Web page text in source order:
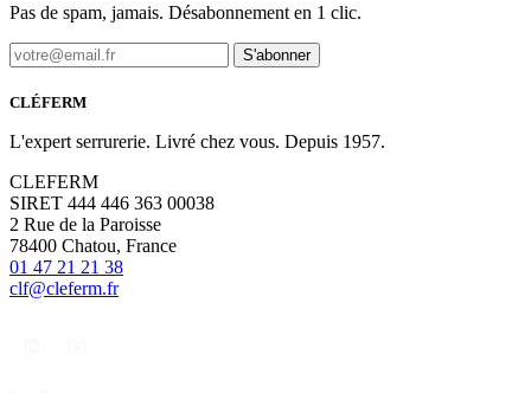
Pas de spam, jamais. Désabonnement en 1 clic.
S'abonner
CLÉFERM
L'expert serrurerie. Livré chez vous. Depuis 1957.
CLEFERM
SIRET 444 446 363 00038
2 Rue de la Paroisse
78400 Chatou, France
01 47 21 21 38
clf@cleferm.fr